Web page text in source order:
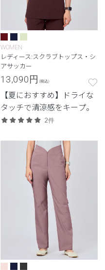
WOMEN
レディース:スクラブトップス・シ
アサッカー
13,090円 (税込)
【夏におすすめ】ドライな
タッチで清涼感をキープ。
2件